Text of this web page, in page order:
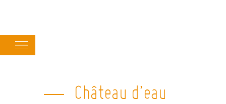
navigation
Château d’eau